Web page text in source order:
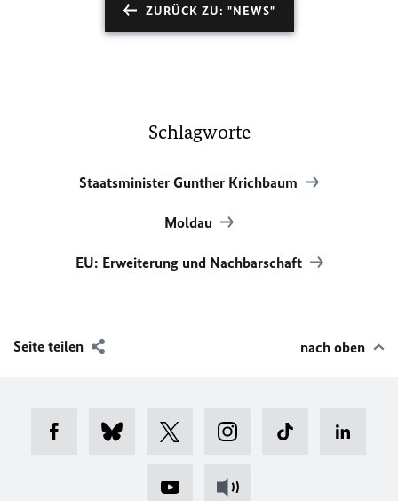
ZURÜCK ZU: "NEWS"
Schlagworte
Staatsminister Gunther Krichbaum
Moldau
EU: Erweiterung und Nachbarschaft
Seite teilen nach oben